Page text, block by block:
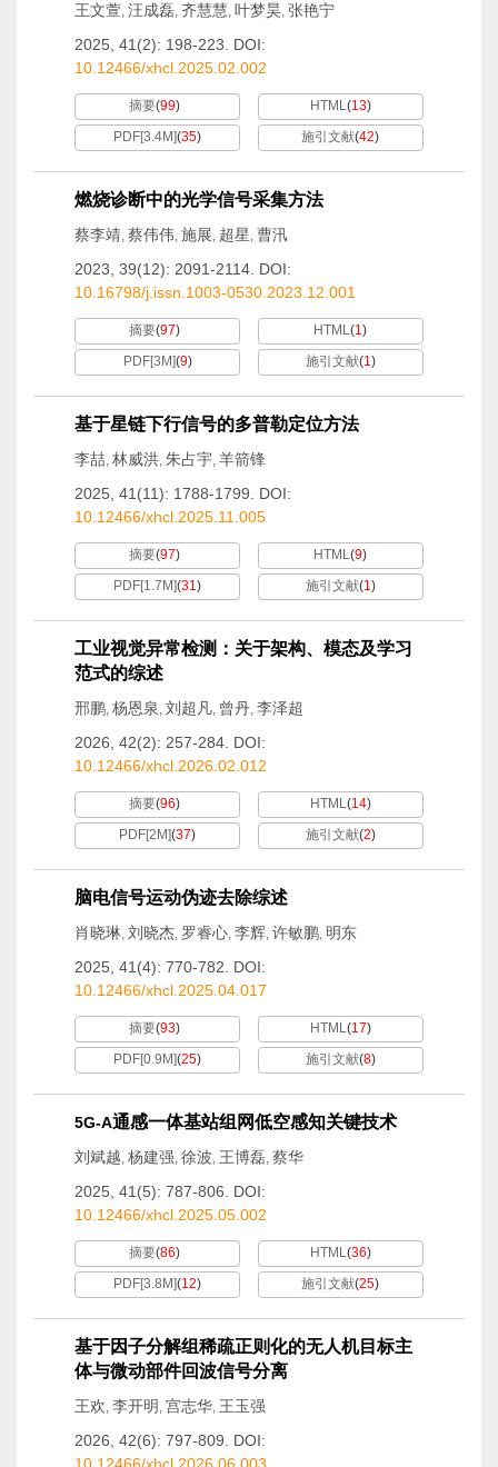
王文萱, 汪成磊, 齐慧慧, 叶梦昊, 张艳宁
2025, 41(2): 198-223.
DOI:
10.12466/xhcl.2025.02.002
摘要(99) HTML(13)
PDF[3.4M](35) 施引文献(42)
燃烧诊断中的光学信号采集方法
蔡李靖, 蔡伟伟, 施展, 超星, 曹汛
2023, 39(12): 2091-2114. DOI:
10.16798/j.issn.1003-0530.2023.12.001
摘要(97) HTML(1)
PDF[3M](9) 施引文献(1)
基于星链下行信号的多普勒定位方法
李喆, 林威洪, 朱占宇, 羊箭锋
2025, 41(11): 1788-1799.
DOI:
10.12466/xhcl.2025.11.005
摘要(97) HTML(9)
PDF[1.7M](31) 施引文献(1)
工业视觉异常检测：关于架构、模态及学习
范式的综述
邢鹏, 杨恩泉 , 刘超凡, 曾丹, 李泽超
2026, 42(2): 257-284. DOI:
10.12466/xhcl.2026.02.012
摘要(96) HTML(14)
PDF[2M](37) 施引文献(2)
脑电信号运动伪迹去除综述
肖晓琳, 刘晓杰, 罗睿心, 李辉, 许敏鹏, 明东
2025, 41(4): 770-782.
DOI:
10.12466/xhcl.2025.04.017
摘要(93) HTML(17)
PDF[0.9M](25) 施引文献(8)
5G-A通感一体基站组网低空感知关键技术
刘斌越, 杨建强, 徐波, 王博磊, 蔡华
2025, 41(5): 787-806.
DOI:
10.12466/xhcl.2025.05.002
摘要(86) HTML(36)
PDF[3.8M](12) 施引文献(25)
基于因子分解组稀疏正则化的无人机目标主
体与微动部件回波信号分离
王欢, 李开明 , 宫志华, 王玉强
2026, 42(6): 797-809.
DOI: